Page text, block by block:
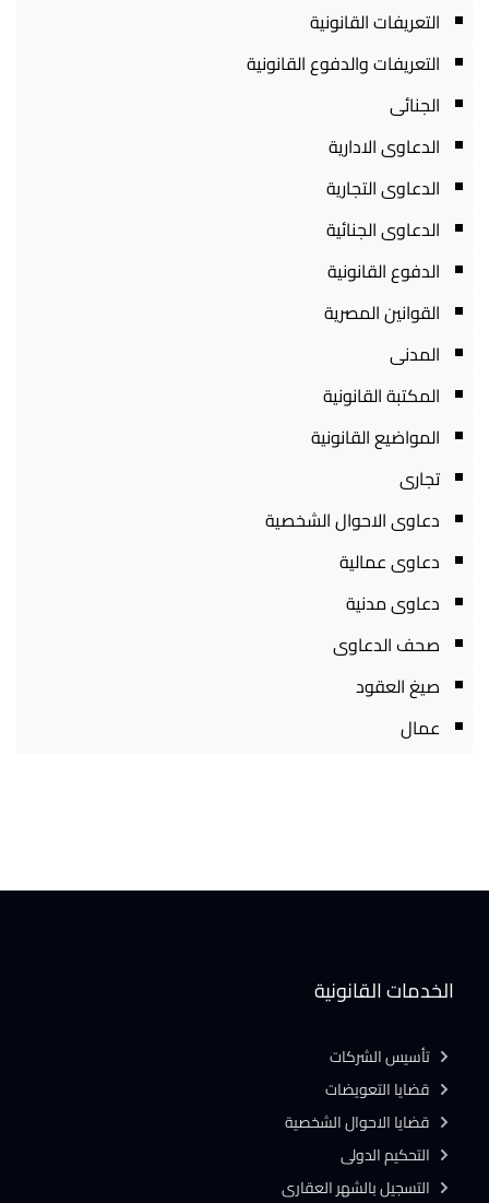
التعريفات القانونية
التعريفات والدفوع القانونية
الجنائى
الدعاوى الادارية
الدعاوى التجارية
الدعاوى الجنائية
الدفوع القانونية
القوانين المصرية
المدنى
المكتبة القانونية
المواضيع القانونية
تجارى
دعاوى الاحوال الشخصية
دعاوى عمالية
دعاوى مدنية
صحف الدعاوى
صيغ العقود
عمال
الخدمات القانونية
تأسيس الشركات
قضايا التعويضات
قضايا الاحوال الشخصية
التحكيم الدولى
التسجيل بالشهر العقارى